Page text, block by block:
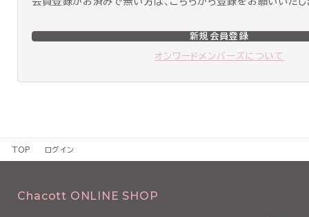
新規会員登録
オンワードメンバーズについて
TOP ログイン
Chacott ONLINE SHOP